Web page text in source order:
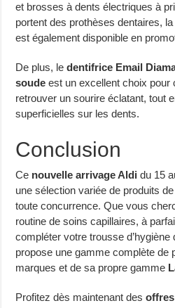
et brosses à dents électriques à
portent des prothèses dentaires,
est également disponible en
De plus, ledentifrice Email
soude est un excellent choix pour
retrouver un sourire éclatant, tout
superficielles sur les dents.
Conclusion
Ce nouvelle arrivage Aldi du 15
une sélection variée de produits
toute concurrence. Que vous
routine de soins capillaires, à
compléter votre trousse d’hygiène
propose une gamme complète de
marques et de sa propre gamme
Profitez dès maintenant des